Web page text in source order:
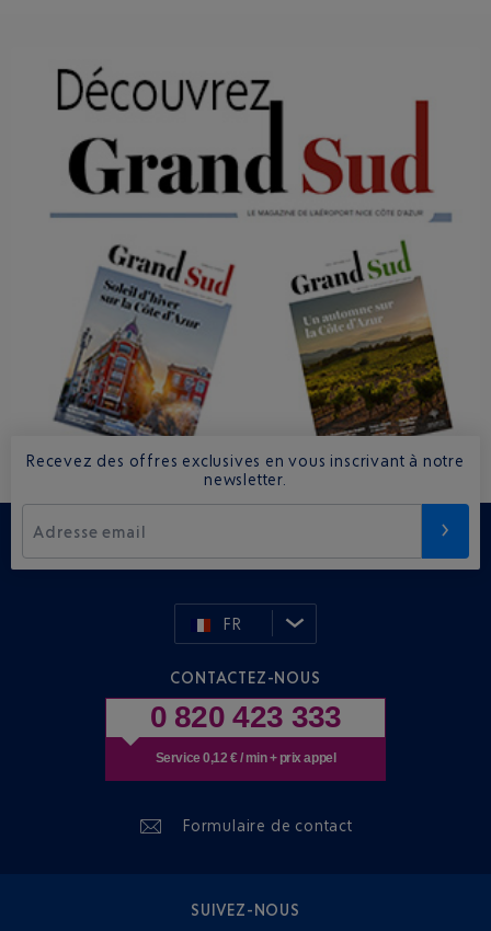
Recevez des offres exclusives en vous inscrivant à notre
newsletter.
Adresse email
FR
CONTACTEZ-NOUS
0 820 423 333
Service 0,12 € / min + prix appel
Formulaire de contact
SUIVEZ-NOUS